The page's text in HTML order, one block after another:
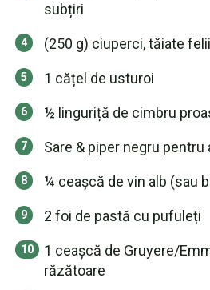
subțiri
(250 g) ciuperci, tăiate
1 cățel de usturoi
½ linguriță de cimbru
Sare & piper negru
¼ ceașcă de vin alb (sau
2 foi de pastă cu pufuleți
1 ceașcă de Gruyere/
răzătoare